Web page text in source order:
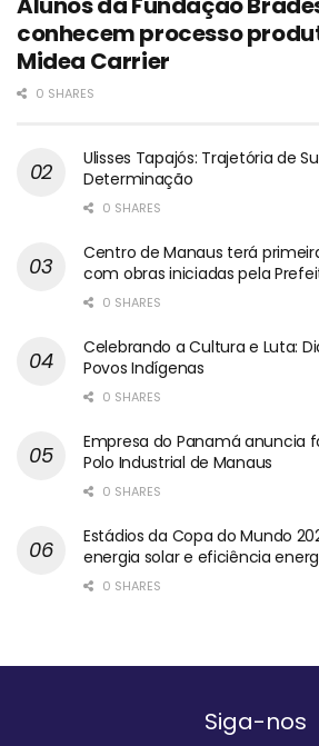
conhecem processo
Midea Carrier
0 SHARES
Ulisses Tapajós: Trajetória de
Determinação
0 SHARES
Centro de Manaus terá
com obras iniciadas pela
0 SHARES
Celebrando a Cultura e Luta:
Povos Indígenas
0 SHARES
Empresa do Panamá anuncia
Polo Industrial de Manaus
0 SHARES
Estádios da Copa do Mundo
energia solar e eficiência
0 SHARES
Siga-nos